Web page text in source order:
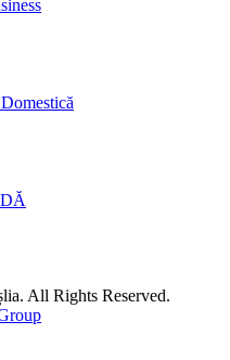
All Rights Reserved.